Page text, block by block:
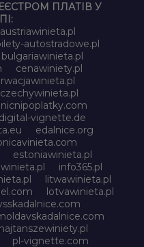
ПЛАТІВ У
austriawinieta.pl
autostradowe.pl
bulgariawinieta.pl
cenawiniety.pl
czechywinieta.pl
digital-vignette.de
edalnice.org
estoniawinieta.pl
info365.pl
litwawinieta.pl
lotvawinieta.pl
najtanszewiniety.pl
pl-vignette.com